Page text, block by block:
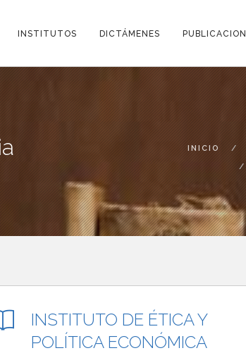
INSTITUTOS DICTÁMENES
INICIO
INSTITUTO DE ÉTICA Y
POLÍTICA ECONÓMICA